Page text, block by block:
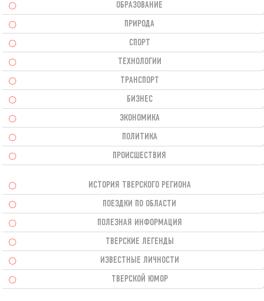
ОБРАЗОВАНИЕ
ПРИРОДА
СПОРТ
ТЕХНОЛОГИИ
ТРАНСПОРТ
БИЗНЕС
ЭКОНОМИКА
ПОЛИТИКА
ПРОИСШЕСТВИЯ
ИСТОРИЯ ТВЕРСКОГО РЕГИОНА
ПОЕЗДКИ ПО ОБЛАСТИ
ПОЛЕЗНАЯ ИНФОРМАЦИЯ
ТВЕРСКИЕ ЛЕГЕНДЫ
ИЗВЕСТНЫЕ ЛИЧНОСТИ
ТВЕРСКОЙ ЮМОР